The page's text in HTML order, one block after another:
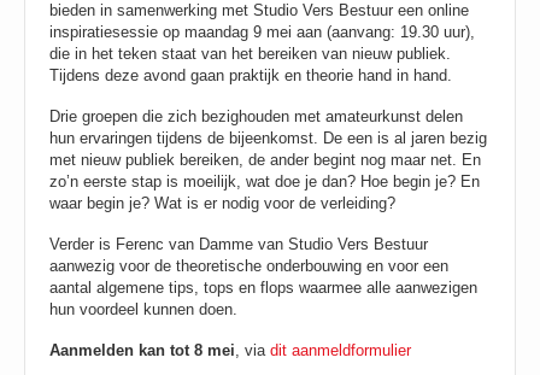
bieden in samenwerking met Studio Vers Bestuur een online
inspiratiesessie op maandag 9 mei aan (aanvang: 19.30 uur),
die in het teken staat van het bereiken van nieuw publiek.
Tijdens deze avond gaan praktijk en theorie hand in hand.
Drie groepen die zich bezighouden met amateurkunst delen
hun ervaringen tijdens de bijeenkomst. De een is al jaren bezig
met nieuw publiek bereiken, de ander begint nog maar net. En
zo’n eerste stap is moeilijk, wat doe je dan? Hoe begin je? En
waar begin je? Wat is er nodig voor de verleiding?
Verder is Ferenc van Damme van Studio Vers Bestuur
aanwezig voor de theoretische onderbouwing en voor een
aantal algemene tips, tops en flops waarmee alle aanwezigen
hun voordeel kunnen doen.
Aanmelden kan tot 8 mei, via dit aanmeldformulier